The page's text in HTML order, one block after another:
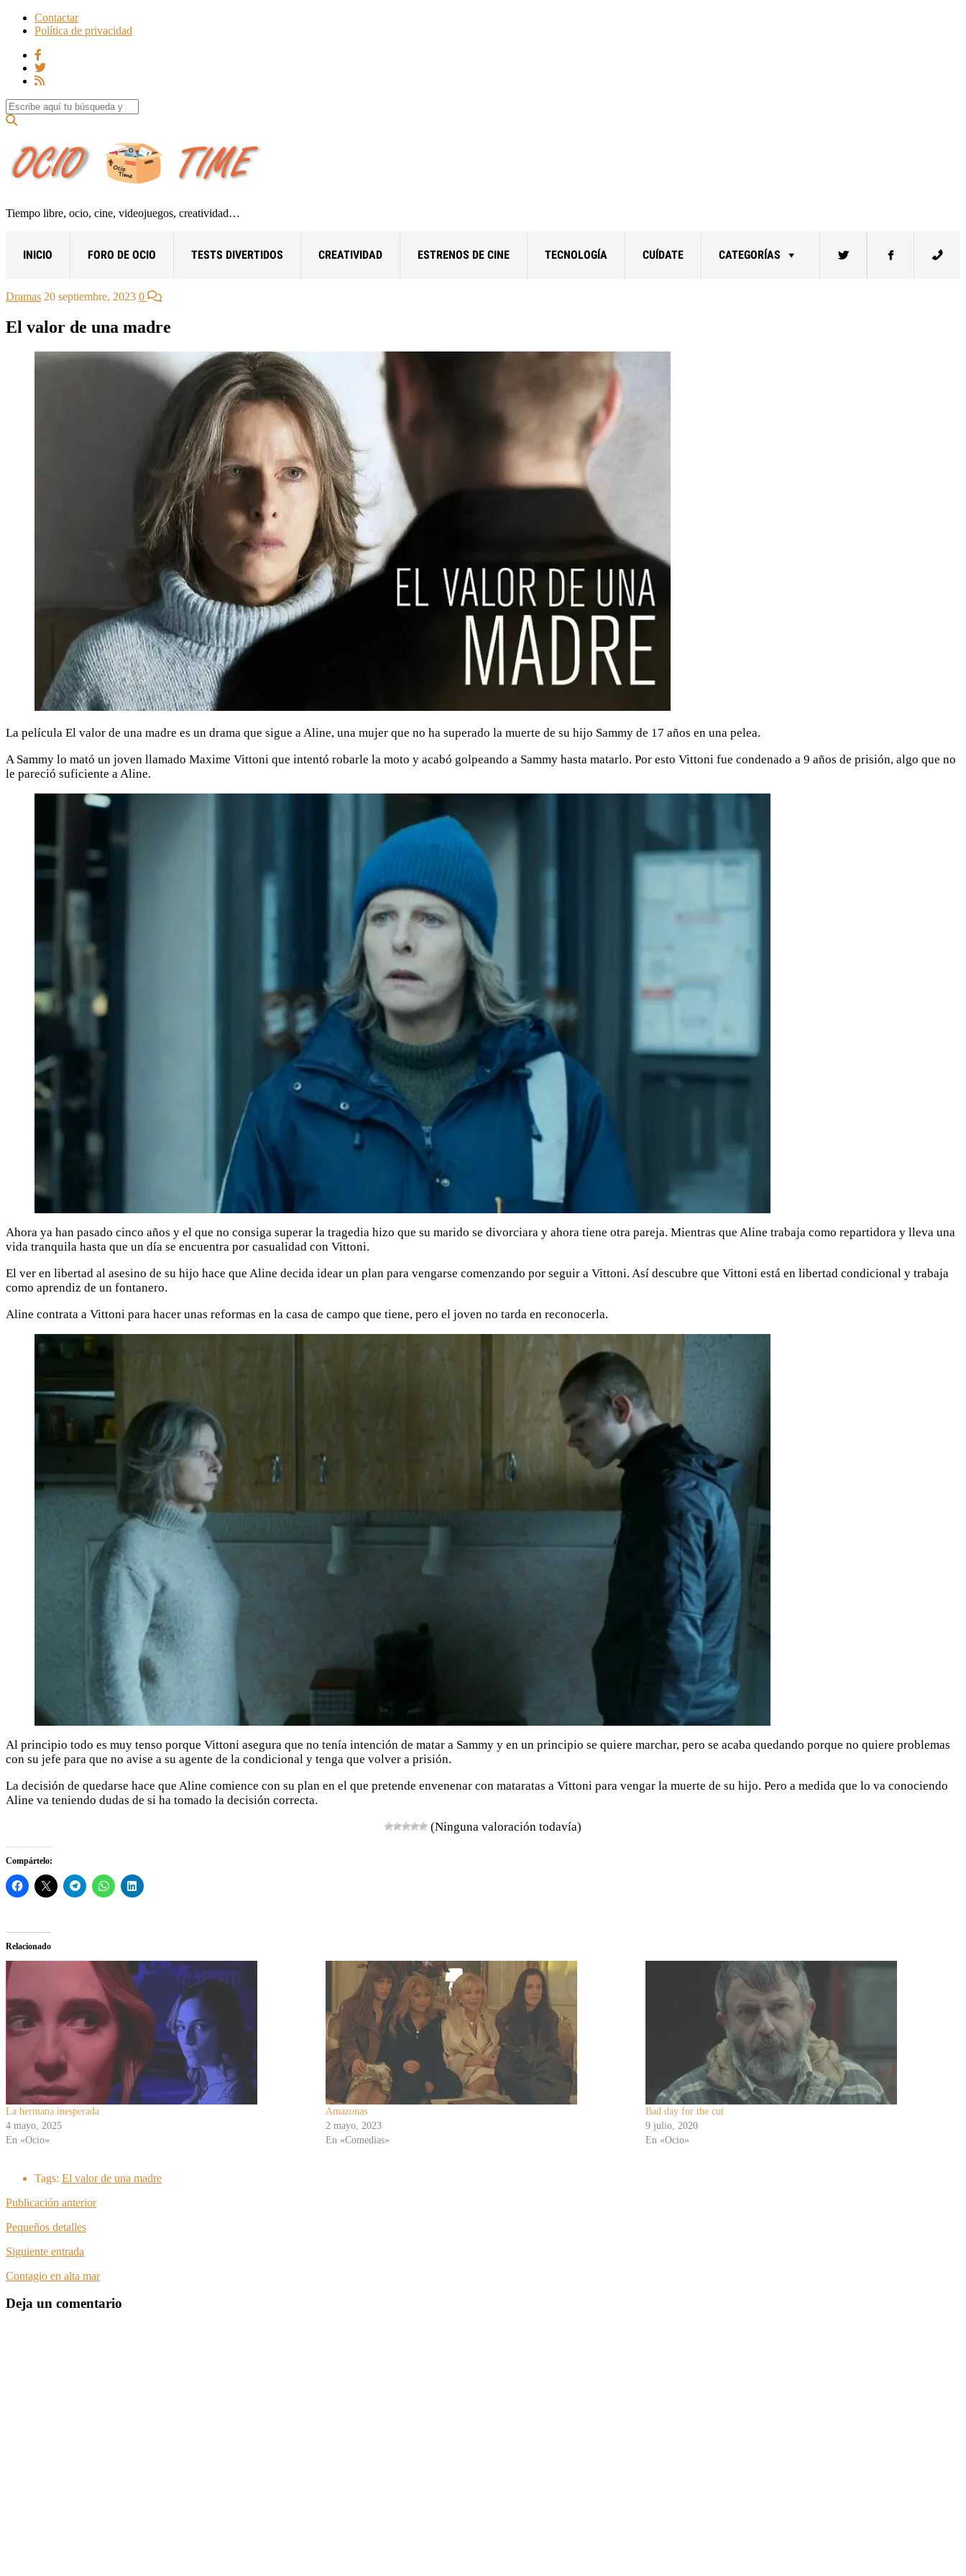
Contactar
Política de privacidad
Search for:
Tiempo libre, ocio, cine, videojuegos, creatividad…
INICIO FORO DE OCIO TESTS DIVERTIDOS CREATIVIDAD ESTRENOS DE CINE TECNOLOGÍA CUÍDATE CATEGORÍAS
Dramas 20 septiembre, 2023 0
El valor de una madre
La película El valor de una madre es un drama que sigue a Aline, una mujer que no ha superado la muerte de su hijo Sammy de 17 años en una pelea.
A Sammy lo mató un joven llamado Maxime Vittoni que intentó robarle la moto y acabó golpeando a Sammy hasta matarlo. Por esto Vittoni fue condenado a 9 años de prisión, algo que no
le pareció suficiente a Aline.
Ahora ya han pasado cinco años y el que no consiga superar la tragedia hizo que su marido se divorciara y ahora tiene otra pareja. Mientras que Aline trabaja como repartidora y lleva una
vida tranquila hasta que un día se encuentra por casualidad con Vittoni.
El ver en libertad al asesino de su hijo hace que Aline decida idear un plan para vengarse comenzando por seguir a Vittoni. Así descubre que Vittoni está en libertad condicional y trabaja
como aprendiz de un fontanero.
Aline contrata a Vittoni para hacer unas reformas en la casa de campo que tiene, pero el joven no tarda en reconocerla.
Al principio todo es muy tenso porque Vittoni asegura que no tenía intención de matar a Sammy y en un principio se quiere marchar, pero se acaba quedando porque no quiere problemas
con su jefe para que no avise a su agente de la condicional y tenga que volver a prisión.
La decisión de quedarse hace que Aline comience con su plan en el que pretende envenenar con mataratas a Vittoni para vengar la muerte de su hijo. Pero a medida que lo va conociendo
Aline va teniendo dudas de si ha tomado la decisión correcta.
(Ninguna valoración todavía)
Compártelo:
Relacionado
La hermana inesperada
4 mayo, 2025
En «Ocio»
Amazonas
2 mayo, 2023
En «Comedias»
Bad day for the cut
9 julio, 2020
En «Ocio»
Tags: El valor de una madre
Publicación anterior
Pequeños detalles
Siguiente entrada
Contagio en alta mar
Deja un comentario